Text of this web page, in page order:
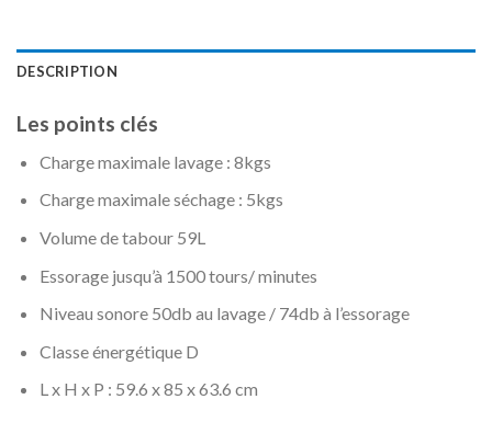
DESCRIPTION
Les points clés
Charge maximale lavage : 8kgs
Charge maximale séchage : 5kgs
Volume de tabour 59L
Essorage jusqu’à 1500 tours/ minutes
Niveau sonore 50db au lavage / 74db à l’essorage
Classe énergétique D
L x H x P : 59.6 x 85 x 63.6 cm